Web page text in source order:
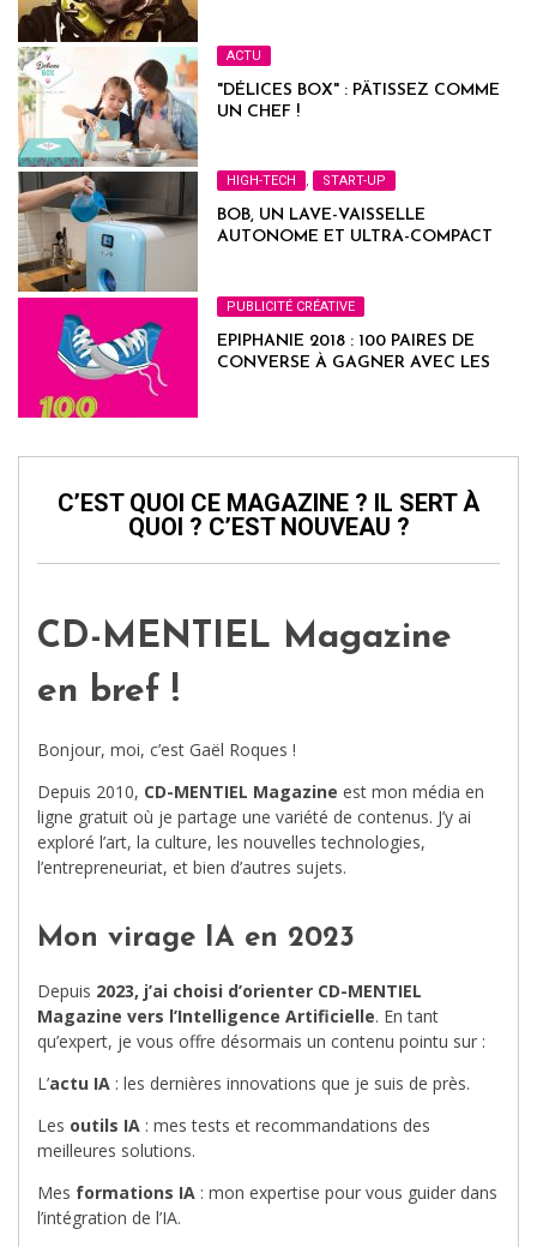
ACTU
"DÉLICES BOX" : PÂTISSEZ COMME
UN CHEF !
HIGH-TECH , START-UP
BOB, UN LAVE-VAISSELLE
AUTONOME ET ULTRA-COMPACT
PUBLICITÉ CRÉATIVE
EPIPHANIE 2018 : 100 PAIRES DE
CONVERSE À GAGNER AVEC LES
C’EST QUOI CE MAGAZINE ? IL SERT À
QUOI ? C’EST NOUVEAU ?
CD-MENTIEL Magazine
en bref !
Bonjour, moi, c’est Gaël Roques !
Depuis 2010, CD-MENTIEL Magazine est mon média en
ligne gratuit où je partage une variété de contenus. J’y ai
exploré l’art, la culture, les nouvelles technologies,
l’entrepreneuriat, et bien d’autres sujets.
Mon virage IA en 2023
Depuis 2023, j’ai choisi d’orienter CD-MENTIEL
Magazine vers l’Intelligence Artificielle. En tant
qu’expert, je vous offre désormais un contenu pointu sur :
L’actu IA : les dernières innovations que je suis de près.
Les outils IA : mes tests et recommandations des
meilleures solutions.
Mes formations IA : mon expertise pour vous guider dans
l’intégration de l’IA.